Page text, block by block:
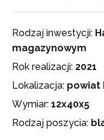
Rodzaj inwestycji:
magazynowym
Rok realizacji: 2021
Lokalizacja: powiat
Wymiar: 12x40x5
Rodzaj poszycia: